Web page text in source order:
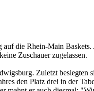
die Rhein-Main
Zuschauer zugelassen.
Zuletzt
den Platz drei in der